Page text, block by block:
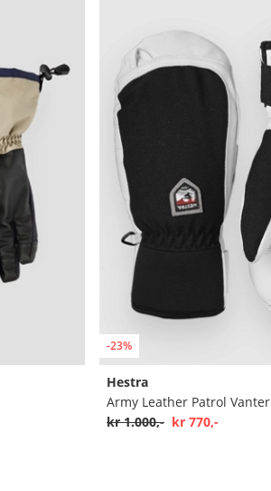
-23%
Hestra
Army Leather Patrol Vanter
kr 1.000,- kr 770,-